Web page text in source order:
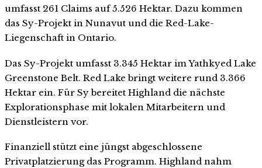
umfasst 261 Claims auf 5.526 Hektar. Dazu kommen
das Sy-Projekt in Nunavut und die Red-Lake-
Liegenschaft in Ontario.
Das Sy-Projekt umfasst 3.345 Hektar im Yathkyed Lake
Greenstone Belt. Red Lake bringt weitere rund 3.366
Hektar ein. Für Sy bereitet Highland die nächste
Explorationsphase mit lokalen Mitarbeitern und
Dienstleistern vor.
Finanziell stützt eine jüngst abgeschlossene
Privatplatzierung das Programm. Highland nahm